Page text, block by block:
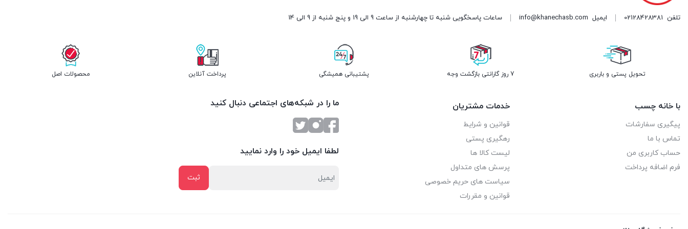
تلفن 02128428381 ایمیل info@khanechasb.com ساعات پاسخگویی شنبه تا چهارشنبه از ساعت 9 الی 19 و پنج شنبه از 9 الی 14
تحویل پستی و باربری 7 روز گارانتی بازگشت وجه پشتیبانی همیشگی پرداخت آنلاین محصولات اصل
با خانه چسب
پیگیری سفارشات
تماس با ما
حساب کاربری من
فرم اضافه پرداخت
خدمات مشتریان
قوانین و شرایط
رهگیری پستی
لیست کالا ها
پرسش های متداول
سیاست های حریم خصوصی
قوانین و مقررات
ما را در شبکه‌های اجتماعی دنبال کنید
لطفا ایمیل خود را وارد نمایید